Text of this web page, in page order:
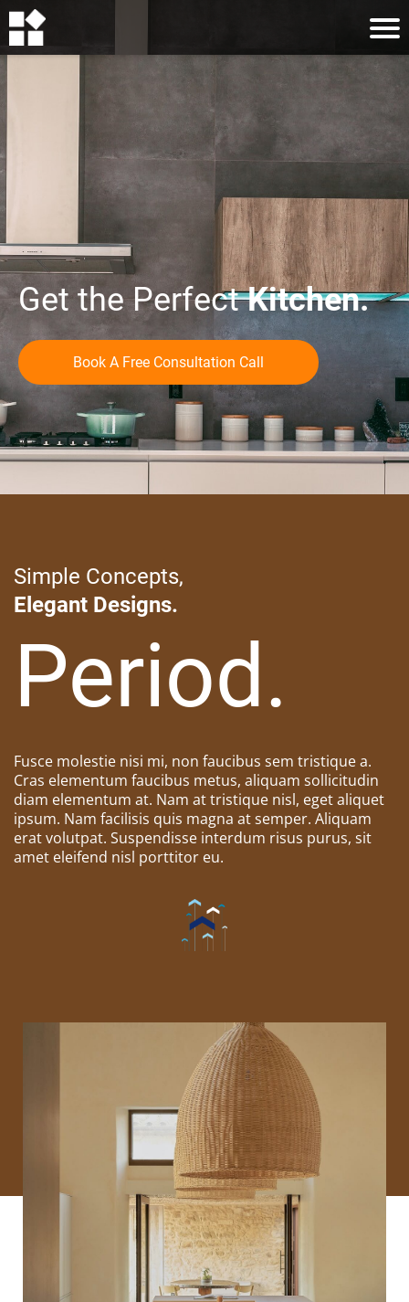
Get the PerfectKitchen.
Book A Free Consultation Call
Simple Concepts,
Elegant Designs.
Period.
Fusce molestie nisi mi, non faucibus sem tristique a.
Cras elementum faucibus metus, aliquam sollicitudin
diam elementum at. Nam at tristique nisl, eget aliquet
ipsum. Nam facilisis quis magna at semper. Aliquam
erat volutpat. Suspendisse interdum risus purus, sit
amet eleifend nisl porttitor eu.